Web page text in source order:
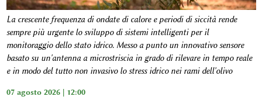
La crescente frequenza di ondate di calore e periodi di siccità rende
sempre più urgente lo sviluppo di sistemi intelligenti per il
monitoraggio dello stato idrico. Messo a punto un innovativo sensore
basato su un'antenna a microstriscia in grado di rilevare in tempo reale
e in modo del tutto non invasivo lo stress idrico nei rami dell'olivo
07 agosto 2026 | 12:00